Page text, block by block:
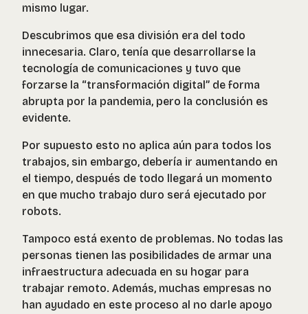
mismo lugar.
Descubrimos que esa división era del todo
innecesaria. Claro, tenía que desarrollarse la
tecnología de comunicaciones y tuvo que
forzarse la “transformación digital” de forma
abrupta por la pandemia, pero la conclusión es
evidente.
Por supuesto esto no aplica aún para todos los
trabajos, sin embargo, debería ir aumentando en
el tiempo, después de todo llegará un momento
en que mucho trabajo duro será ejecutado por
robots.
Tampoco está exento de problemas. No todas las
personas tienen las posibilidades de armar una
infraestructura adecuada en su hogar para
trabajar remoto. Además, muchas empresas no
han ayudado en este proceso al no darle apoyo